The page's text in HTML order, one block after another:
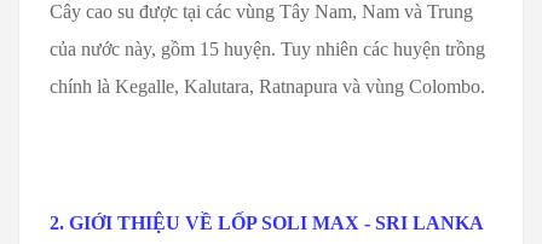
Cây cao su được tại các vùng Tây Nam, Nam và Trung
của nước này, gồm 15 huyện. Tuy nhiên các huyện trồng
chính là Kegalle, Kalutara, Ratnapura và vùng Colombo.
2. GIỚI THIỆU VỀ LỐP SOLI MAX - SRI LANKA